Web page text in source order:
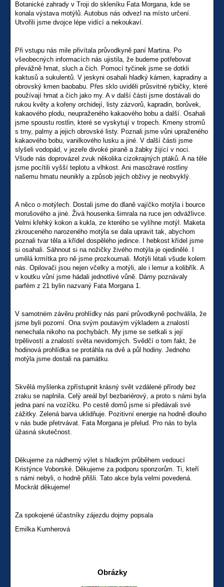
Botanické zahrady v Troji do skleníku Fata Morgana, kde se
konala výstava motýlů. Autobus nás odvezl na místo určení.
Utvořili jsme dvojce lépe vidící a nekoukaví.
Při vstupu nás mile přivítala průvodkyně paní Martina. Po
všeobecných informacích nás ujistila, že budeme potřebovat
převážně hmat, sluch a čich. Pomocí tyčinek jsme se dotkli
kaktusů a sukulentů. V jeskyni osahali hladký kámen, kapradiny a
obrovský kmen baobabu. Přes sklo uviděli průsvitné rybičky, které
používají hmat a čich jako my. A v další části jsme dostávali do
rukou květy a kořeny orchidejí, listy zázvorů, kapradin, borůvek,
kakaového plodu, neupraženého kakaového bobu a další. Osahali
jsme spoustu rostlin, které se vyskytují v tropech. Kmeny stromů
s trny, palmy a jejich obrovské listy. Poznali jsme vůni upraženého
kakaového bobu, vanilkového lusku a jiné. V další části jsme
slyšeli vodopád, v jezeře divoké piraně a žabky žijící v noci.
Všude nás doprovázel zvuk několika cizokrajných ptáků. A na těle
jsme pocítili vyšší teplotu a vlhkost. Ani masožravé rostliny
našemu hmatu neunikly a způsob jejich obživy je neobvyklý.
A něco o motýlech. Dostali jsme do dlaně vajíčko motýla i bource
morušového a jiné. Živá housenka šimrala na ruce jen odvážlivce.
Velmi křehký kokon a kukla, ze kterého se vylíhne motýl. Maketa
zkrouceného narozeného motýla se dala upravit tak, abychom
poznali tvar těla a křídel dospělého jedince. I hebkost křídel jsme
si osahali. Sáhnout si na nožičky živého motýla je ojedinělé. I
umělá krmítka pro ně jsme prozkoumali. Motýli létali všude kolem
nás. Opilovači jsou nejen včelky a motýli, ale i lemur a kolibřík. A
v koutku vůní jsme hádali jednotlivé vůně. Dámy poznávaly
parfém z 21 bylin nazvaný Fata Morgana 1.
V samotném závěru prohlídky nás paní průvodkyně pochválila, že
jsme byli pozorní. Ona svým poutavým výkladem a znalostí
nenechala nikoho na pochybách. My jsme se setkali s její
trpělivostí a znalostí světa nevidomých. Svědčí o tom fakt, že
hodinová prohlídka se protáhla na dvě a půl hodiny. Jednoho
motýla jsme dostali na památku.
Skvělá myšlenka zpřístupnit krásný svět vzdálené přírody bez
zraku se naplnila. Celý areál byl bezbariérový, a proto s námi byla
jedna paní na vozíčku. Po cestě domů jsme si předávali své
zážitky. Zelená barva uklidňuje. Pozitivní energie na hodně dlouho
v nás bude přetrvávat. Fata Morgana je přelud. Pro nás to byla
úžasná skutečnost.
Děkujeme za nádherný výlet s hladkým průběhem vedoucí
Kristýnce Voborské. Děkujeme za podporu sponzorům. Ti, kteří
s námi nebyli, o hodně přišli. Tato akce byla velmi povedená.
Mockrát děkujeme!
Za spokojené účastníky zájezdu dojmy popsala
Emilka Kumherová
Obrázky